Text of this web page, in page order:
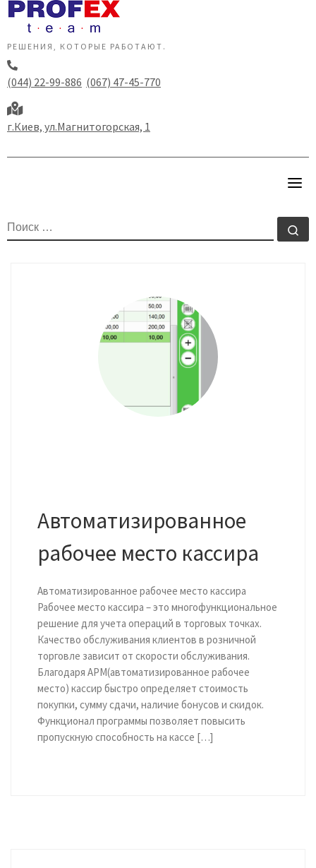
Перейти
содержанию
РЕШЕНИЯ, КОТОРЫЕ РАБОТАЮТ.
(044) 22-99-886 (067) 47-45-770
г.Киев, ул.Магнитогорская, 1
ПОИСК
Автоматизированное
рабочее место кассира
Автоматизированное рабочее место кассира
Рабочее место кассира – это многофункциональное
решение для учета операций в торговых точках.
Качество обслуживания клиентов в розничной
торговле зависит от скорости обслуживания.
Благодаря АРМ(автоматизированное рабочее
место) кассир быстро определяет стоимость
покупки, сумму сдачи, наличие бонусов и скидок.
Функционал программы позволяет повысить
пропускную способность на кассе […]